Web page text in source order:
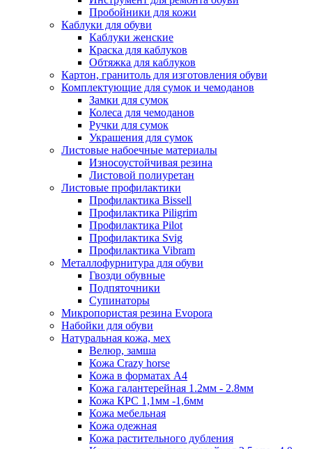
Пробойники для кожи
Каблуки для обуви
Каблуки женские
Краска для каблуков
Обтяжка для каблуков
Картон, гранитоль для изготовления обуви
Комплектующие для сумок и чемоданов
Замки для сумок
Колеса для чемоданов
Ручки для сумок
Украшения для сумок
Листовые набоечные материалы
Износоустойчивая резина
Листовой полиуретан
Листовые профилактики
Профилактика Bissell
Профилактика Piligrim
Профилактика Pilot
Профилактика Svig
Профилактика Vibram
Металлофурнитура для обуви
Гвозди обувные
Подпяточники
Супинаторы
Микропористая резина Evopora
Набойки для обуви
Натуральная кожа, мех
Велюр, замша
Кожа Crazy horse
Кожа в форматах А4
Кожа галантерейная 1.2мм - 2.8мм
Кожа КРС 1,1мм -1,6мм
Кожа мебельная
Кожа одежная
Кожа растительного дубления